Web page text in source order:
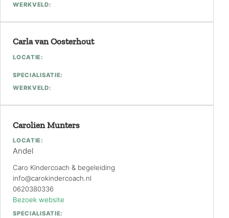
WERKVELD:
Carla van Oosterhout
LOCATIE:
SPECIALISATIE:
WERKVELD:
Carolien Munters
LOCATIE:
Andel
Caro Kindercoach & begeleiding
info@carokindercoach.nl
0620380336
Bezoek website
SPECIALISATIE: